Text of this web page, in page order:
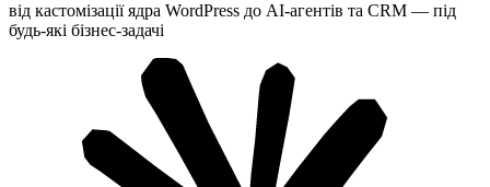
від кастомізації ядра WordPress до AI-агентів та CRM — під
будь-які бізнес-задачі